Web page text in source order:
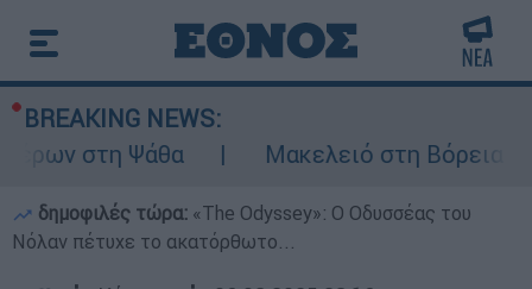
BREAKING NEWS:
στη Ψάθα
Μακελειό στη Βόρεια
δημοφιλές τώρα: «Τhe Odyssey»: Ο Οδυσσέας του
Νόλαν πέτυχε το ακατόρθωτο...